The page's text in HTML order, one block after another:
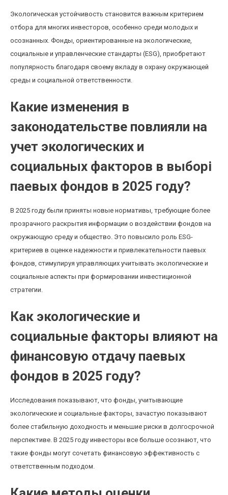
Экологическая устойчивость становится важным критерием
отбора для многих инвесторов, особенно среди молодых и
осознанных. Фонды, ориентированные на экологические,
социальные и управленческие стандарты (ESG), приобретают
популярность благодаря своему вкладу в охрану окружающей
среды и социальной ответственности.
Какие изменения в
законодательстве повлияли на
учет экологических и
социальных факторов в выборі
паевых фондов в 2025 году?
В 2025 году были приняты новые нормативы, требующие более
прозрачного раскрытия информации о воздействии фондов на
окружающую среду и общество. Это повысило роль ESG-
критериев в оценке надежности и привлекательности паевых
фондов, стимулируя управляющих учитывать экологические и
социальные аспекты при формировании инвестиционной
стратегии.
Как экологические и
социальные факторы влияют на
финансовую отдачу паевых
фондов в 2025 году?
Исследования показывают, что фонды, учитывающие
экологические и социальные факторы, зачастую показывают
более стабильную доходность и меньшие риски в долгосрочной
перспективе. В 2025 году инвесторы все больше осознают, что
такие фонды могут сочетать финансовую эффективность с
ответственным подходом.